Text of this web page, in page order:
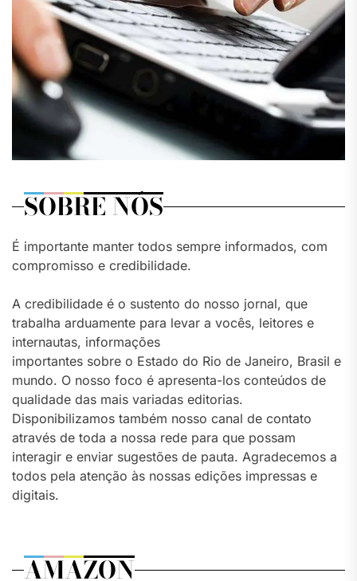
SOBRE NÓS
É importante manter todos sempre informados, com
compromisso e credibilidade.
A credibilidade é o sustento do nosso jornal, que
trabalha arduamente para levar a vocês, leitores e
internautas, informações
importantes sobre o Estado do Rio de Janeiro, Brasil e
mundo. O nosso foco é apresenta-los conteúdos de
qualidade das mais variadas editorias.
Disponibilizamos também nosso canal de contato
através de toda a nossa rede para que possam
interagir e enviar sugestões de pauta. Agradecemos a
todos pela atenção às nossas edições impressas e
digitais.
AMAZON